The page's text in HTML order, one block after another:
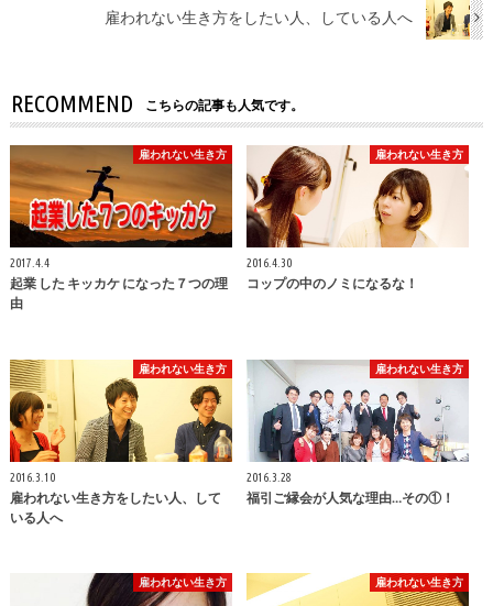
雇われない生き方をしたい人、している人へ
RECOMMEND こちらの記事も人気です。
雇われない生き方
2017.4.4
起業 した キッカケ になった７つの理
由
雇われない生き方
2016.4.30
コップの中のノミになるな！
雇われない生き方
2016.3.10
雇われない生き方をしたい人、して
いる人へ
雇われない生き方
2016.3.28
福引ご縁会が人気な理由…その①！
雇われない生き方 雇われない生き方